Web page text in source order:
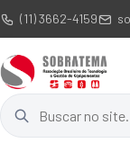
(11) 3662-4159
Buscar no site